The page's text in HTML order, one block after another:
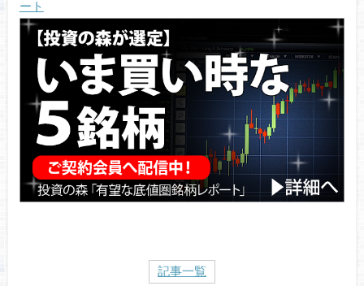
ート
記事一覧